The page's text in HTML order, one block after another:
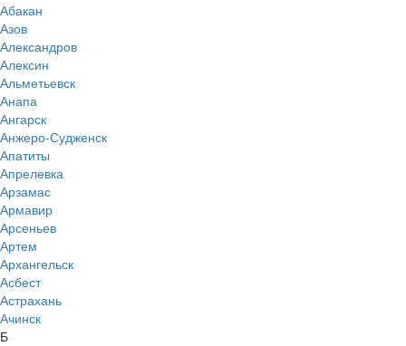
Абакан
Азов
Александров
Алексин
Альметьевск
Анапа
Ангарск
Анжеро-Судженск
Апатиты
Апрелевка
Арзамас
Армавир
Арсеньев
Артем
Архангельск
Асбест
Астрахань
Ачинск
Б